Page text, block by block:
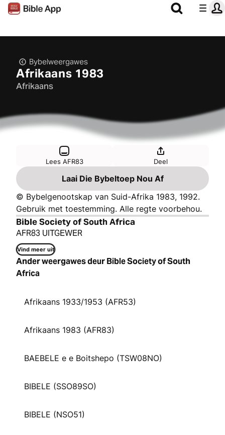
Bybelweergawes
Afrikaans 1983
Afrikaans
Lees AFR83 Deel
Laai Die Bybeltoep Nou Af
© Bybelgenootskap van Suid-Afrika 1983, 1992.
Gebruik met toestemming. Alle regte voorbehou.
Bible Society of South Africa
AFR83 UITGEWER
Vind meer uit
Ander weergawes deur Bible Society of South
Africa
Afrikaans 1933/1953 (AFR53)
Afrikaans 1983 (AFR83)
BAEBELE e e Boitshepo (TSW08NO)
BIBELE (SSO89SO)
BIBELE (NSO51)